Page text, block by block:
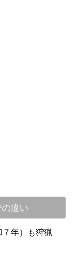
違い
７年）も狩猟